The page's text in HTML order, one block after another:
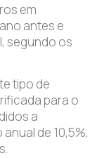
em
antes e
segundo os
tipo de
para o
a
de 10,5%,